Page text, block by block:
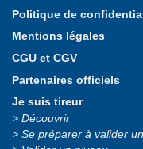
Politique de
Mentions légales
CGU et CGV
Partenaires officiels
Je suis tireur
Découvrir
Se préparer à valider